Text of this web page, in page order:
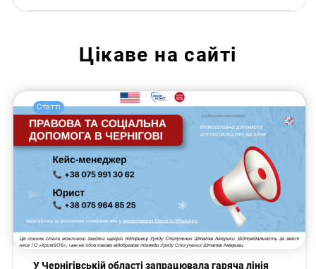
Цікаве на сайті
Статті
У Чернігівській області запрацювала гаряча лінія